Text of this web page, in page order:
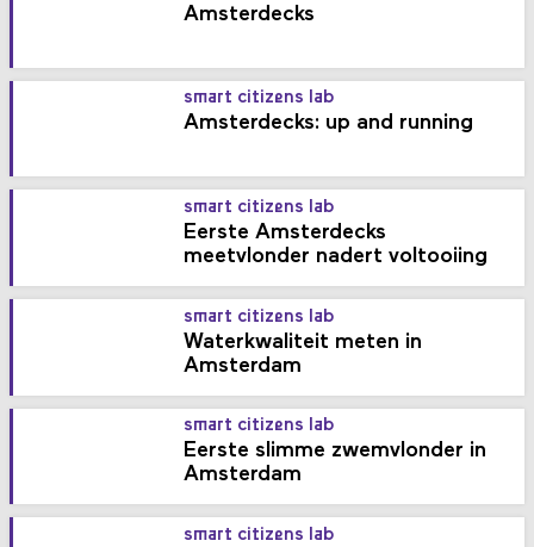
Amsterdecks
smart citizens lab
Amsterdecks: up and running
smart citizens lab
Eerste Amsterdecks
meetvlonder nadert voltooiing
smart citizens lab
Waterkwaliteit meten in
Amsterdam
smart citizens lab
Eerste slimme zwemvlonder in
Amsterdam
smart citizens lab